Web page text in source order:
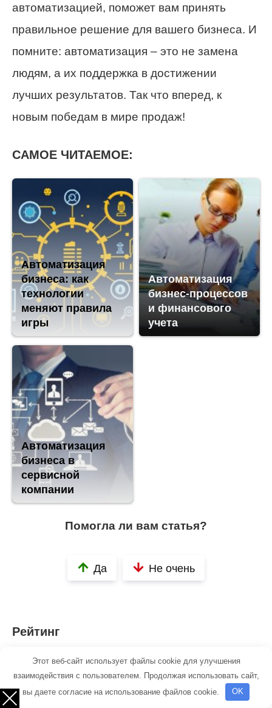
автоматизацией, поможет вам принять
правильное решение для вашего бизнеса. И
помните: автоматизация – это не замена
людям, а их поддержка в достижении
лучших результатов. Так что вперед, к
новым победам в мире продаж!
САМОЕ ЧИТАЕМОЕ:
Автоматизация
бизнеса: как
технологии
меняют правила
игры
Автоматизация
бизнес-процессов
и финансового
учета
Автоматизация
бизнеса в
сервисной
компании
Помогла ли вам статья?
Да Не очень
Рейтинг
( Пока оценок нет )
Этот веб-сайт использует файлы cookie для улучшения
взаимодействия с пользователем. Продолжая использовать сайт,
вы даете согласие на использование файлов cookie.
OK